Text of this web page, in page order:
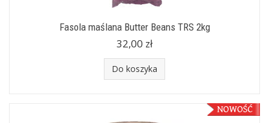
Fasola maślana Butter Beans TRS 2kg
32,00 zł
Do koszyka